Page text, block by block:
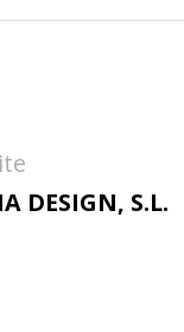
DESIGN, S.L.